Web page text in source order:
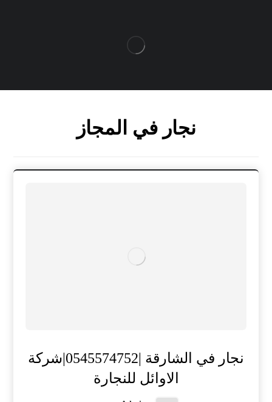
نجار في المجاز
نجار في الشارقة |0545574752|شركة
الاوائل للنجارة